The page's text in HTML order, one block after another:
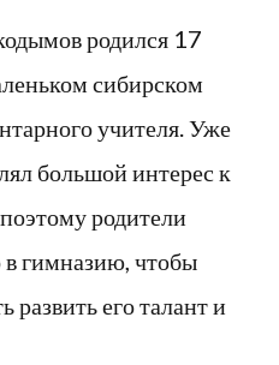
родился 17
сибирском
учителя. Уже
большой интерес к
родители
в гимназию, чтобы
развить его талант и